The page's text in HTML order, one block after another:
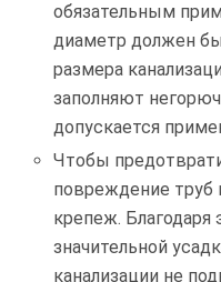
обязательным
диаметр должен
размера
заполняют
допускается
Чтобы
повреждение труб
крепеж. Благодаря
значительной
канализации не